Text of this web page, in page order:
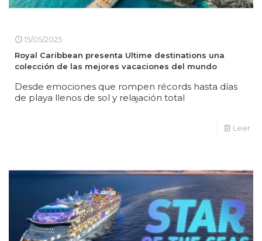
15/05/2025
Royal Caribbean presenta Ultime destinations una
colección de las mejores vacaciones del mundo
Desde emociones que rompen récords hasta días
de playa llenos de sol y relajación total
Leer